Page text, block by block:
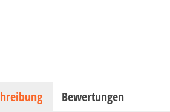
Bewertungen